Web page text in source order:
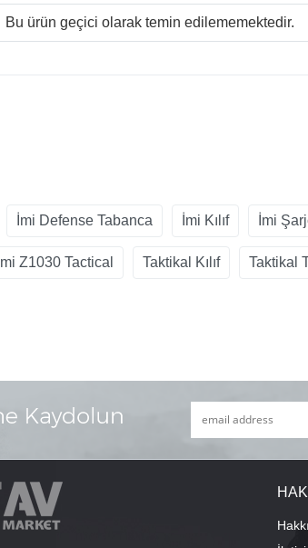
Bu ürün geçici olarak temin edilememektedir.
İmi Defense Tabanca İmi Kılıf İmi
İmi Z1030 Tactical Taktikal Kılıf Taktikal